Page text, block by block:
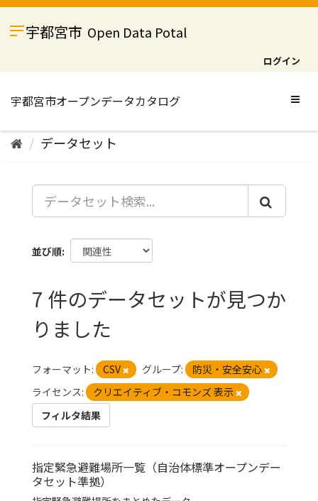
ス
宇都宮市 Open Data Potal
ログイン
データセット
並び順
7 件のデータセットが見つか
りました
フォーマット: CSV グループ:
防災・安全安心
ライセンス:
クリエイティブ・コモンズ 表示
フィルタ結果
指定緊急避難場所一覧（自治体標準オープンデー
タセット準拠）